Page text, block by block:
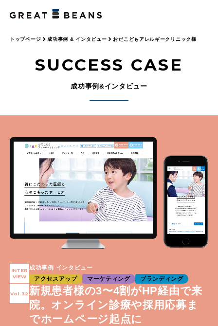
トップページ 成功事例 & インタビュー おだこどもアレルギークリニック様
SUCCESS CASE
成功事例&インタビュー
INTER
VIEW
成功事例 インタビュー
アクセスアップ
マーケティング ブランディング
Vol.32 新規患者様の3〜4割がHP経由で来
院。オンライン診療や採用応募ま
でホームページ起点に